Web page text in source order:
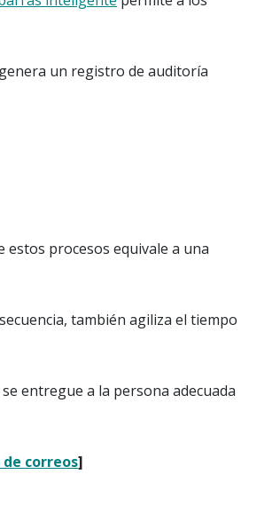
un registro de auditoría
estos procesos equivale a una
también agiliza el tiempo
entregue a la persona adecuada
correos]